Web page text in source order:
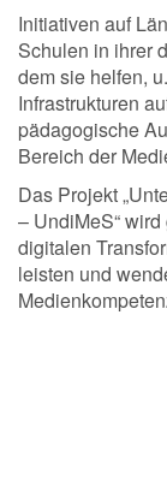
Initiativen auf
Schulen in ihrer
dem sie helfen,
Infrastrukturen
pädagogische
Bereich der
Das Projekt
– UndiMeS“
digitalen
leisten und